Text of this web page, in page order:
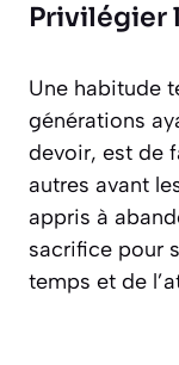
Privilégier
Une habitude
générations
devoir, est de
autres avant
appris à
sacrifice pour
temps et de